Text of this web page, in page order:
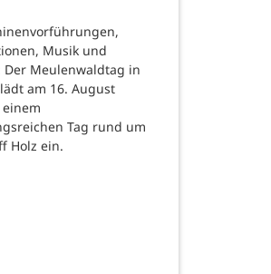
Musik und
Der Meulenwaldtag in
am 16. August
Tag rund um
Holz ein.